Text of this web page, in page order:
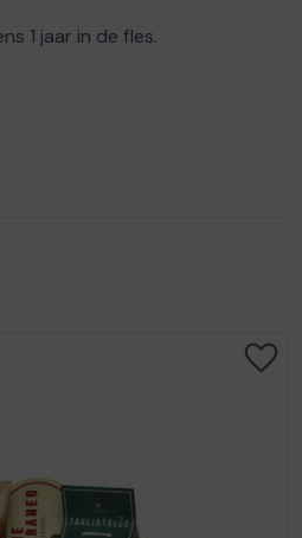
1 jaar in de fles.